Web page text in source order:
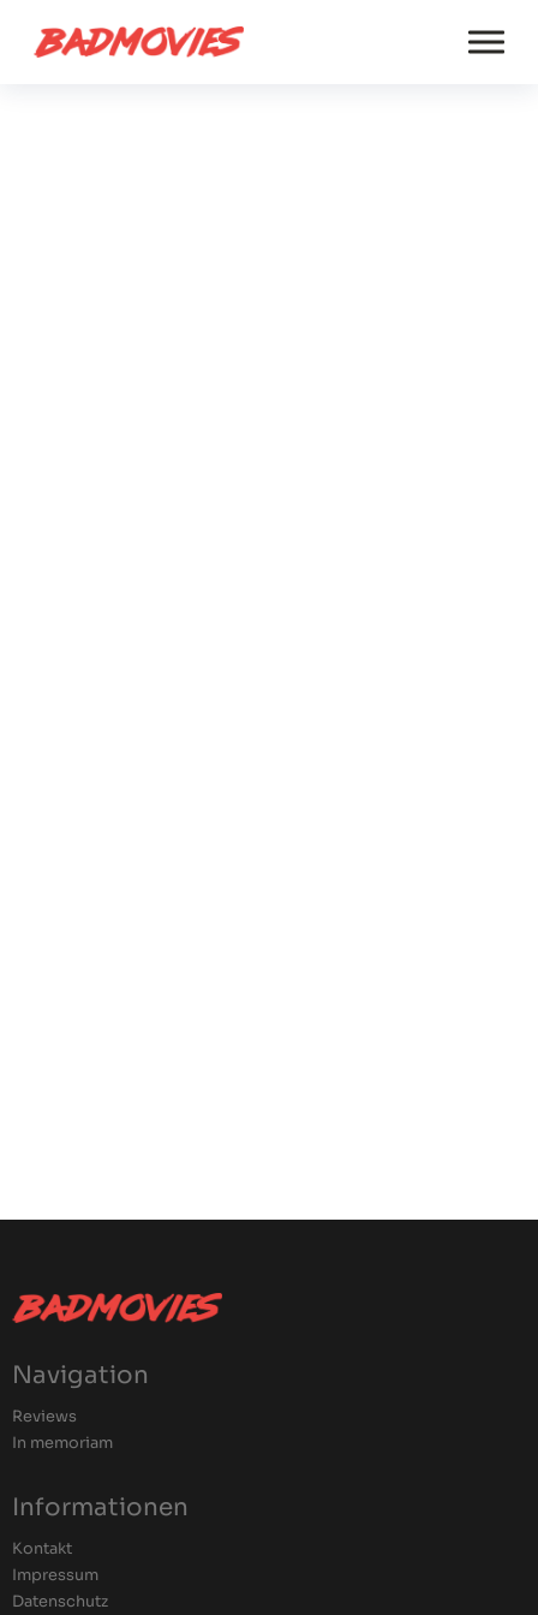
Navigation
Reviews
In memoriam
Informationen
Kontakt
Impressum
Datenschutz